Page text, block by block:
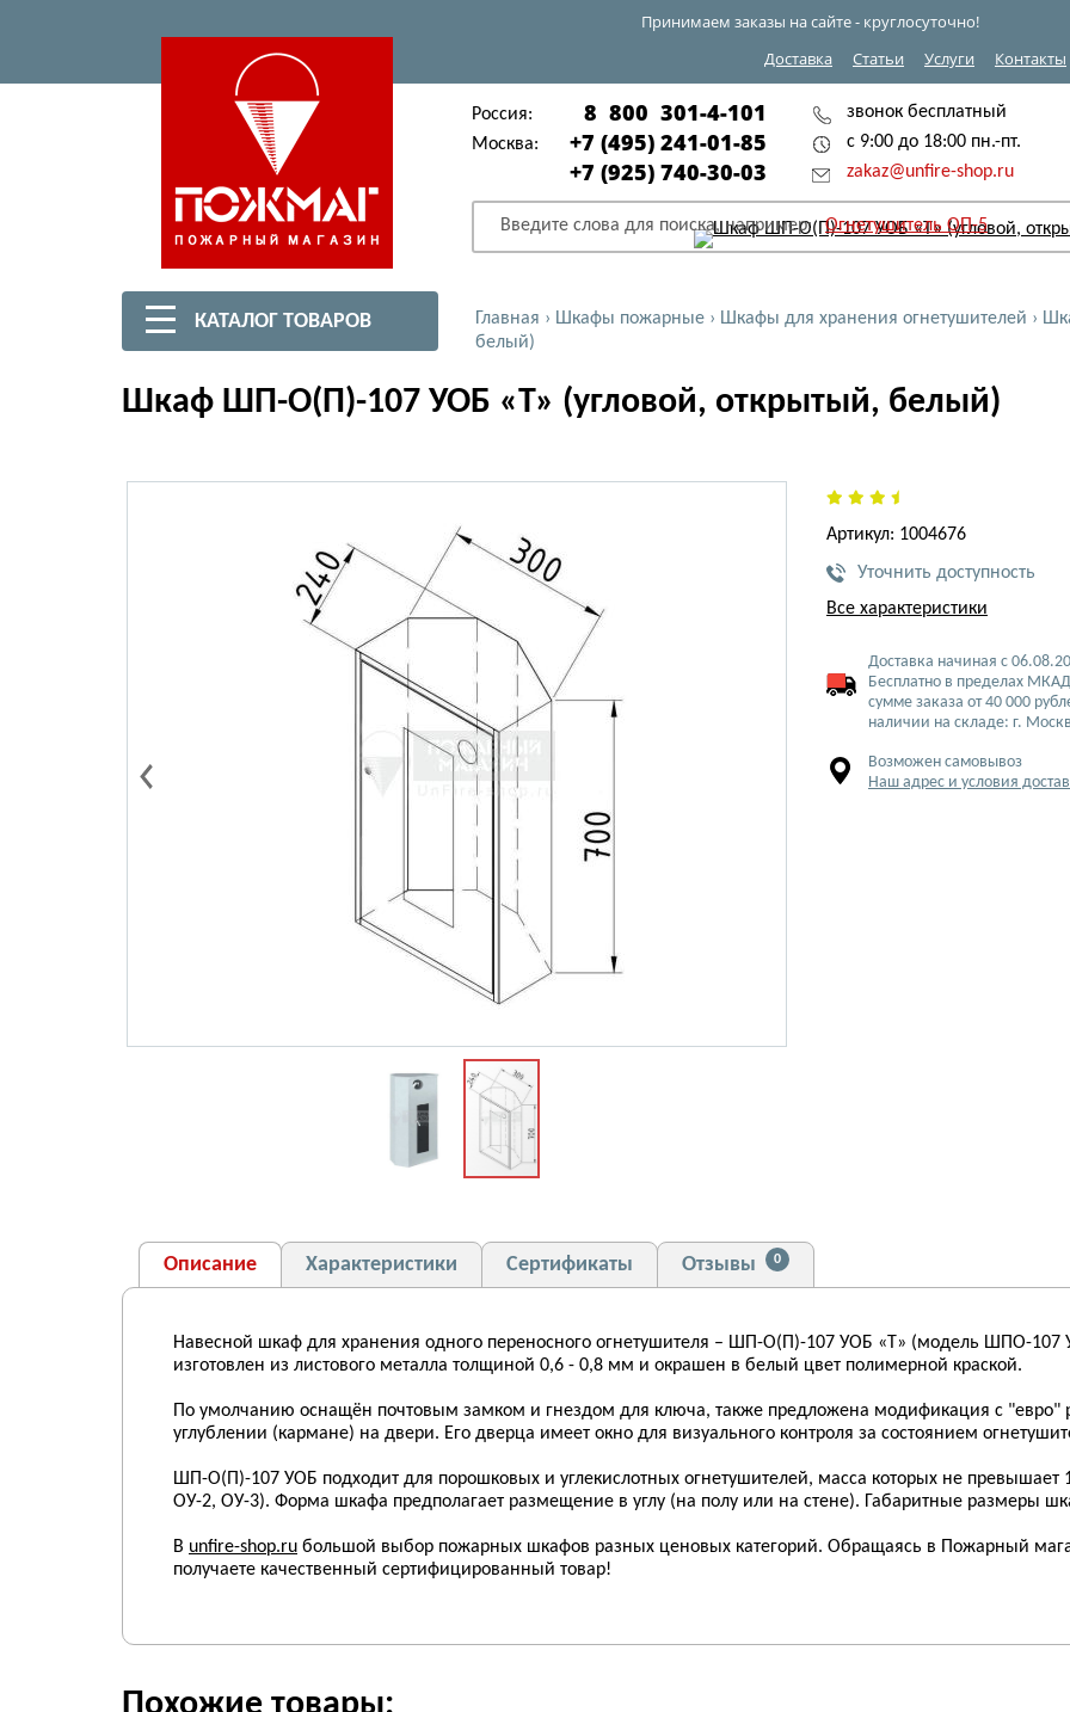
Принимаем заказы на сайте - круглосуточно!
Доставка
Статьи Услуги Контакты
Россия: 8 800 301-4-101
Москва:
+7 (495) 241-01-85
+7 (925) 740-30-03
звонок бесплатный
с 9:00 до 18:00 пн.-пт.
zakaz@unfire-shop.ru
Введите слова для поиска, например: Огнетушитель ОП-5
КАТАЛОГ ТОВАРОВ Главная › Шкафы пожарные › Шкафы для хранения огнетушителей ›
белый)
Шкаф ШП-О(П)-107 УОБ «Т» (угловой, открытый, белый)
Артикул: 1004676
Уточнить доступность
Все характеристики
Доставка начиная с
Бесплатно в пределах
сумме заказа от 40 000
наличии на складе: г.
Возможен самовывоз
Наш адрес и условия
Описание Характеристики Сертификаты Отзывы 0
Навесной шкаф для хранения одного переносного огнетушителя – ШП-О(П)-107 УОБ «Т» (модель ШПО-107
изготовлен из листового металла толщиной 0,6 - 0,8 мм и окрашен в белый цвет полимерной краской.
По умолчанию оснащён почтовым замком и гнездом для ключа, также предложена модификация с "евро"
углублении (кармане) на двери. Его дверца имеет окно для визуального контроля за состоянием
ШП-О(П)-107 УОБ подходит для порошковых и углекислотных огнетушителей, масса которых не
ОУ-2, ОУ-3). Форма шкафа предполагает размещение в углу (на полу или на стене). Габаритные размеры
В unfire-shop.ru большой выбор пожарных шкафов разных ценовых категорий. Обращаясь в Пожарный
получаете качественный сертифицированный товар!